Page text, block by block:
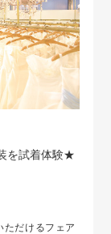
を試着体験★
ただけるフェア